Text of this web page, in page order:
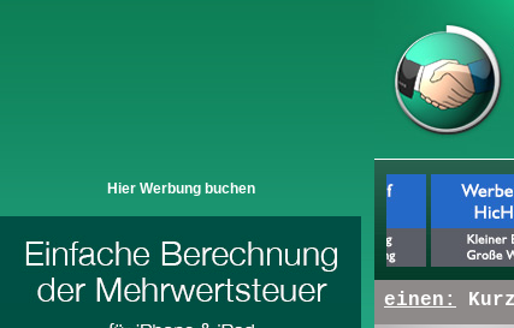
Hier Werbung buchen
+ + +Hier erscheinen: